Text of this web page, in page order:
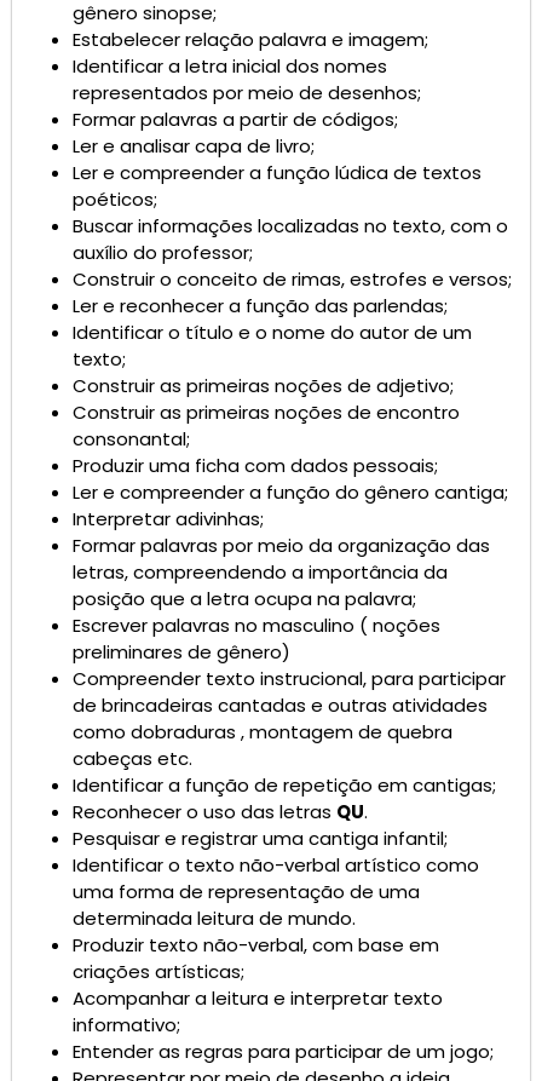
gênero sinopse;
Estabelecer relação palavra e imagem;
Identificar a letra inicial dos nomes
representados por meio de desenhos;
Formar palavras a partir de códigos;
Ler e analisar capa de livro;
Ler e compreender a função lúdica de textos
poéticos;
Buscar informações localizadas no texto, com o
auxílio do professor;
Construir o conceito de rimas, estrofes e versos;
Ler e reconhecer a função das parlendas;
Identificar o título e o nome do autor de um
texto;
Construir as primeiras noções de adjetivo;
Construir as primeiras noções de encontro
consonantal;
Produzir uma ficha com dados pessoais;
Ler e compreender a função do gênero cantiga;
Interpretar adivinhas;
Formar palavras por meio da organização das
letras, compreendendo a importância da
posição que a letra ocupa na palavra;
Escrever palavras no masculino ( noções
preliminares de gênero)
Compreender texto instrucional, para participar
de brincadeiras cantadas e outras atividades
como dobraduras , montagem de quebra
cabeças etc.
Identificar a função de repetição em cantigas;
Reconhecer o uso das letras QU.
Pesquisar e registrar uma cantiga infantil;
Identificar o texto não-verbal artístico como
uma forma de representação de uma
determinada leitura de mundo.
Produzir texto não-verbal, com base em
criações artísticas;
Acompanhar a leitura e interpretar texto
informativo;
Entender as regras para participar de um jogo;